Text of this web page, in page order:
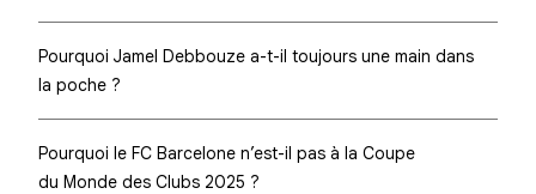
Pourquoi Jamel Debbouze a-t-il toujours une main dans
la poche ?
Pourquoi le FC Barcelone n’est-il pas à la Coupe
du Monde des Clubs 2025 ?